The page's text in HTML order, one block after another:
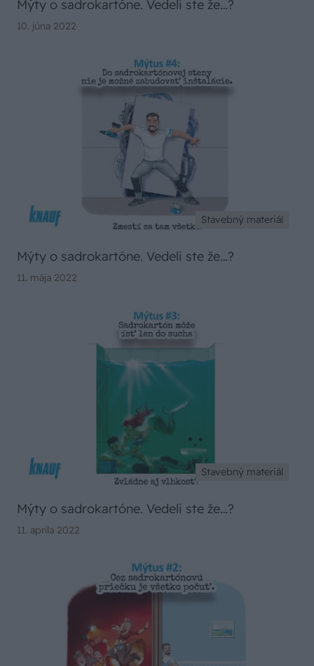
Mýty o sadrokartóne. Vedeli ste že…?
10. júna 2022
Stavebný materiál
Mýty o sadrokartóne. Vedeli ste že…?
11. mája 2022
Stavebný materiál
Mýty o sadrokartóne. Vedeli ste že…?
11. apríla 2022